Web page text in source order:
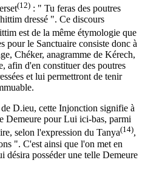
(12) : " Tu feras des poutres
dressé ". Ce discours
est de la même étymologie que
pour le Sanctuaire consiste donc à
Chéker, anagramme de Kérech,
afin d'en constituer des poutres
et lui permettront de tenir
D.ieu, cette Injonction signifie à
Demeure pour Lui ici-bas, parmi
selon l'expression du Tanya(14),
". C'est ainsi que l'on met en
posséder une telle Demeure